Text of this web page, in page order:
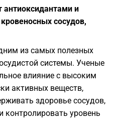
антиоксидантами и
сосудов,
из самых полезных
системы. Ученые
влияние с высоким
активных веществ,
здоровье сосудов,
контролировать уровень